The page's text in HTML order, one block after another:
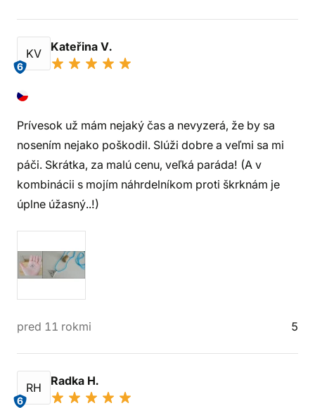
KV
6
Kateřina V.
Prívesok už mám nejaký čas a nevyzerá, že by sa
nosením nejako poškodil. Slúži dobre a veľmi sa mi
páči. Skrátka, za malú cenu, veľká paráda! (A v
kombinácii s mojím náhrdelníkom proti škrknám je
úplne úžasný..!)
pred 11 rokmi 5
RH
6
Radka H.